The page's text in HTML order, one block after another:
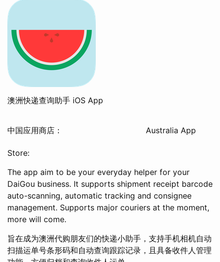
澳洲快递查询助手 iOS App
中国应用商店： Australia App
Store:
The app aim to be your everyday helper for your
DaiGou business. It supports shipment receipt barcode
auto-scanning, automatic tracking and consignee
management. Supports major couriers at the moment,
more will come.
旨在成为澳洲代购朋友们的快递小助手，支持手机相机自动
扫描运单号条形码和自动查询跟踪记录，且具备收件人管理